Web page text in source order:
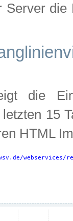
Server
die
15
HTML
webservices/